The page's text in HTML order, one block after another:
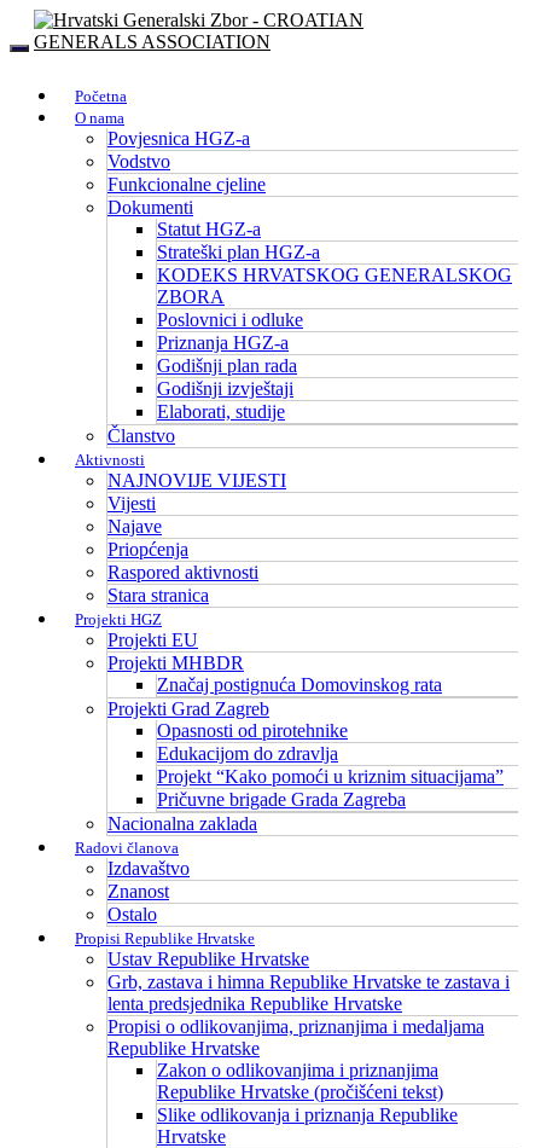
Početna
O nama
Povjesnica HGZ-a
Vodstvo
Funkcionalne cjeline
Dokumenti
Statut HGZ-a
Strateški plan HGZ-a
KODEKS HRVATSKOG GENERALSKOG
ZBORA
Poslovnici i odluke
Priznanja HGZ-a
Godišnji plan rada
Godišnji izvještaji
Elaborati, studije
Članstvo
Aktivnosti
NAJNOVIJE VIJESTI
Vijesti
Najave
Priopćenja
Raspored aktivnosti
Stara stranica
Projekti HGZ
Projekti EU
Projekti MHBDR
Značaj postignuća Domovinskog rata
Projekti Grad Zagreb
Opasnosti od pirotehnike
Edukacijom do zdravlja
Projekt “Kako pomoći u kriznim situacijama”
Pričuvne brigade Grada Zagreba
Nacionalna zaklada
Radovi članova
Izdavaštvo
Znanost
Ostalo
Propisi Republike Hrvatske
Ustav Republike Hrvatske
Grb, zastava i himna Republike Hrvatske te zastava i
lenta predsjednika Republike Hrvatske
Propisi o odlikovanjima, priznanjima i medaljama
Republike Hrvatske
Zakon o odlikovanjima i priznanjima
Republike Hrvatske (pročišćeni tekst)
Slike odlikovanja i priznanja Republike
Hrvatske